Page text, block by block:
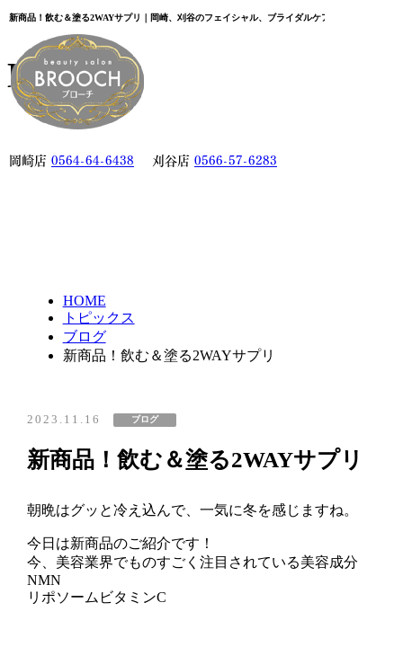
新商品！飲む＆塗る2WAYサプリ｜岡崎、刈谷のフェイシャル、ブライダルケア、脱毛ならビュ
岡崎店 0564-64-6438 刈谷店 0566-57-6283
Blog ブログ
ご予約へ
メニュー
メタジェクト
フェイシャル
ブライダル
脱毛
ビフォーアフター
キャンペーン
HOME
トピックス
ブログ
新商品！飲む＆塗る2WAYサプリ
2023.11.16 ブログ
新商品！飲む＆塗る2WAYサプリ
朝晩はグッと冷え込んで、一気に冬を感じますね。
今日は新商品のご紹介です！
今、美容業界でものすごく注目されている美容成分
NMN
リポソームビタミンC